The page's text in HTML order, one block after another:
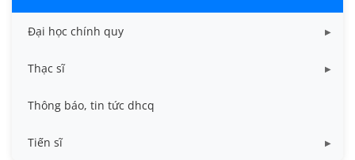
Đại học chính quy
Các biểu mẫu
Chuẩn đầu ra và chương trình đào tạo dhcq
Thạc sĩ
Chương trình đào tạo thạc sĩ
Quy chế, quy định ths
Thông báo, tin tức dhcq
Tiến sĩ